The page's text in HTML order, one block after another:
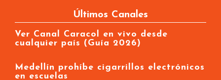
Últimos Canales
Ver Canal Caracol en vivo desde
cualquier país (Guía 2026)